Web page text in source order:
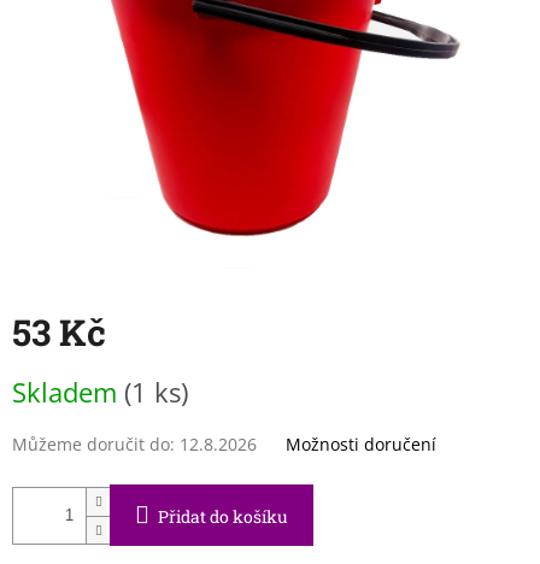
53 Kč
cena:
Skladem (1 ks)
Můžeme doručit do: 12.8.2026 Možnosti doručení
Přidat do košíku